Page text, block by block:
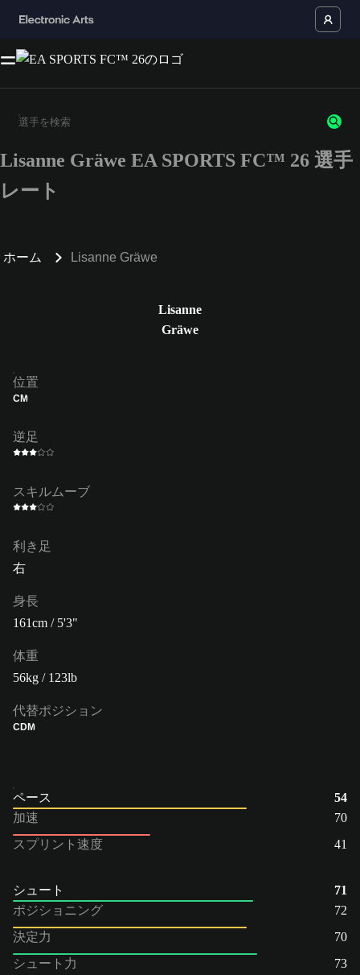
3文字以上の文字または数字を入力してください。
Lisanne Gräwe EA SPORTS FC™ 26 選手
レート
ホーム Lisanne Gräwe
Lisanne
Gräwe
位置
CM
逆足
スキルムーブ
利き足
右
身長
161cm / 5'3"
体重
56kg / 123lb
代替ポジション
CDM
ペース
54
加速
70
スプリント速度
41
シュート
71
ポジショニング
72
決定力
70
シュート力
73